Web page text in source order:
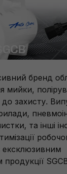
бренд
мийки,
захисту.
та інші
SGCB